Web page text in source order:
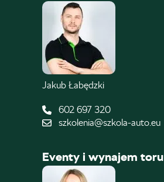
Jakub Łabędzki
602 697 320
szkolenia@szkola-auto.eu
Eventy i wynajem toru